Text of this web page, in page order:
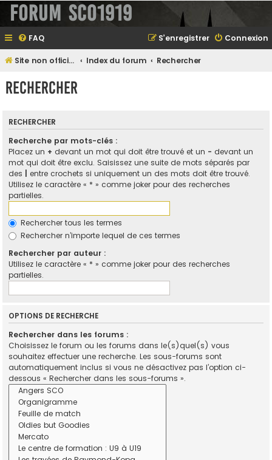
Forum SCO1919
FAQ Connexion
S’enregistrer
Site non officiel sur le SCO d'Angers Index du forum Rechercher
Rechercher
RECHERCHER
Recherche par mots-clés :
Placez un + devant un mot qui doit être trouvé et un - devant un
mot qui doit être exclu. Saisissez une suite de mots séparés par
des
entre crochets si uniquement un des mots doit être trouvé.
Utilisez le caractère « * » comme joker pour des recherches
partielles.
Rechercher tous les termes
Rechercher n’importe lequel de ces termes
Rechercher par auteur :
Utilisez le caractère « * » comme joker pour des recherches
partielles.
OPTIONS DE RECHERCHE
Rechercher dans les forums :
Choisissez le forum ou les forums dans le(s)quel(s) vous
souhaitez effectuer une recherche. Les sous-forums sont
automatiquement inclus si vous ne désactivez pas l’option ci-
dessous « Rechercher dans les sous-forums ».